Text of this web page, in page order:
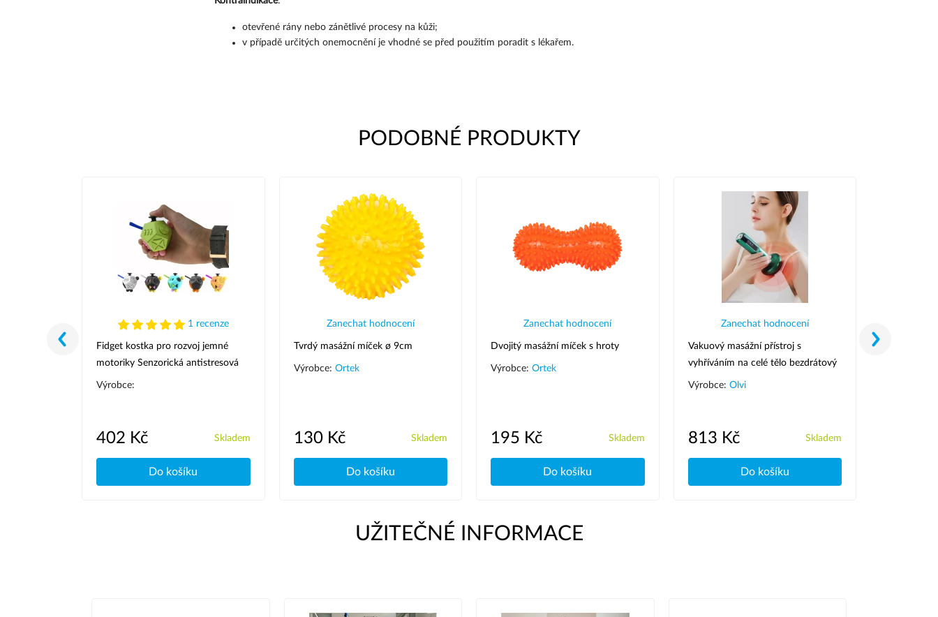
otevřené rány nebo zánětlivé procesy na kůži;
v případě určitých onemocnění je vhodné se před použitím poradit s lékařem.
PODOBNÉ PRODUKTY
1 recenze
Fidget kostka pro rozvoj jemné
motoriky Senzorická antistresová
hračka
Výrobce:
402 Kč Skladem
Do košíku
Zanechat hodnocení
Tvrdý masážní míček ø 9cm
Výrobce: Ortek
130 Kč Skladem
Do košíku
Zanechat hodnocení
Dvojitý masážní míček s hroty
Výrobce: Ortek
195 Kč Skladem
Do košíku
Zanechat hodnocení
Vakuový masážní přístroj s
vyhříváním na celé tělo bezdrátový
Masážní přístroj proti celulitidě
Výrobce: Olvi
813 Kč Skladem
Do košíku
UŽITEČNÉ INFORMACE